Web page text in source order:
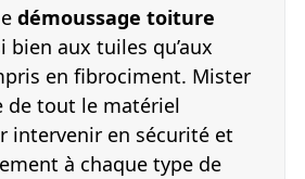
démoussage toiture
bien aux tuiles qu’aux
en fibrociment. Mister
de tout le matériel
intervenir en sécurité et
à chaque type de